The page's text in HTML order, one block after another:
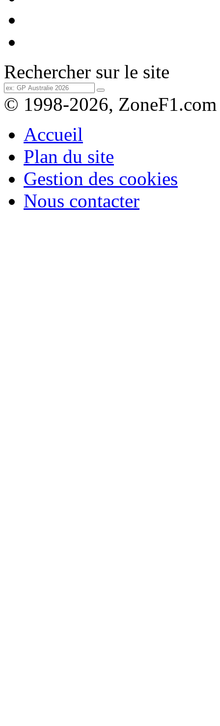
Rechercher sur le site
© 1998-2026, ZoneF1.com
Accueil
Plan du site
Gestion des cookies
Nous contacter